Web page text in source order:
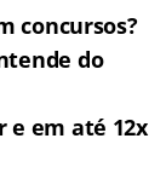
concursos?
do
e em até 12x